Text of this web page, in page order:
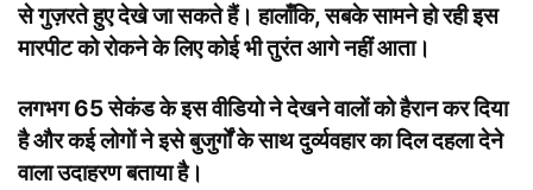
से गुज़रते हुए देखे जा सकते हैं। हालाँकि, सबके सामने हो रही इस
मारपीट को रोकने के लिए कोई भी तुरंत आगे नहीं आता।
लगभग 65 सेकंड के इस वीडियो ने देखने वालों को हैरान कर दिया
है और कई लोगों ने इसे बुजुर्गों के साथ दुर्व्यवहार का दिल दहला देने
वाला उदाहरण बताया है।